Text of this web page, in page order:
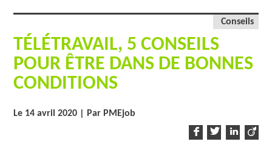
Conseils
TÉLÉTRAVAIL, 5 CONSEILS
POUR ÊTRE DANS DE BONNES
CONDITIONS
Le 14 avril 2020 | Par PMEjob